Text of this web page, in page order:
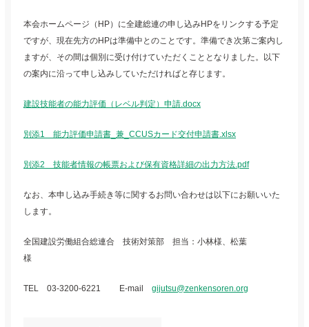
本会ホームページ（HP）に全建総連の申し込みHPをリンクする予定
ですが、現在先方のHPは準備中とのことです。準備でき次第ご案内し
ますが、その間は個別に受け付けていただくこととなりました。以下
の案内に沿って申し込みしていただければと存じます。
建設技能者の能力評価（レベル判定）申請.docx
別添1 能力評価申請書_兼_CCUSカード交付申請書.xlsx
別添2 技能者情報の帳票および保有資格詳細の出力方法.pdf
なお、本申し込み手続き等に関するお問い合わせは以下にお願いいた
します。
全国建設労働組合総連合 技術対策部 担当：小林様、松葉
様
TEL 03-3200-6221 E-mailgijutsu@zenkensoren.org